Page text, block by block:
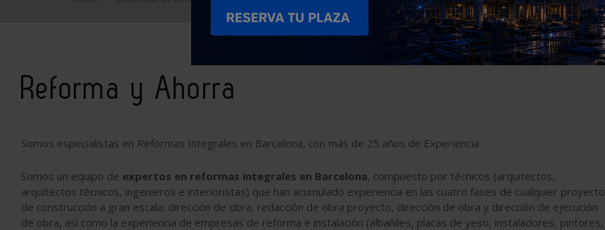
Reforma y Ahorra
Somos especialistas en Reformas Integrales en Barcelona, con más de 25 años de Experiencia
Somos un equipo de expertos en reformas integrales en Barcelona, compuesto por técnicos (arquitectos,
arquitectos técnicos, ingenieros e interioristas) que han acumulado experiencia en las cuatro fases de cualquier proyecto
de construcción a gran escala: dirección de obra, redacción de obra proyecto, dirección de obra y dirección de ejecución
de obra, así como la experiencia de empresas de reforma e instalación (albañiles, placas de yeso, instaladores, pintores,